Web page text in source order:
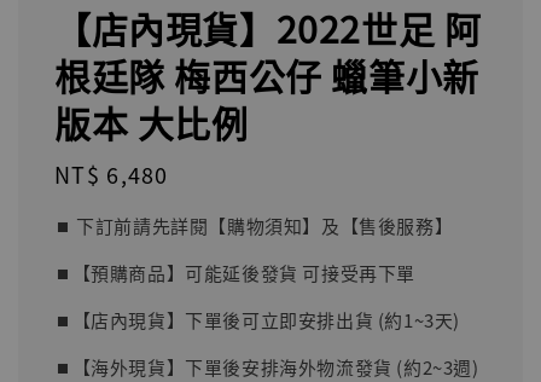
【店內現貨】2022世足 阿
根廷隊 梅西公仔 蠟筆小新
版本 大比例
Regular
NT$ 6,480
⏹︎ 下訂前請先詳閱【購物須知】及【售後服務】
⏹︎【預購商品】可能延後發貨 可接受再下單
⏹︎【店內現貨】下單後可立即安排出貨 (約1~3天)
⏹︎【海外現貨】下單後安排海外物流發貨 (約2~3週)